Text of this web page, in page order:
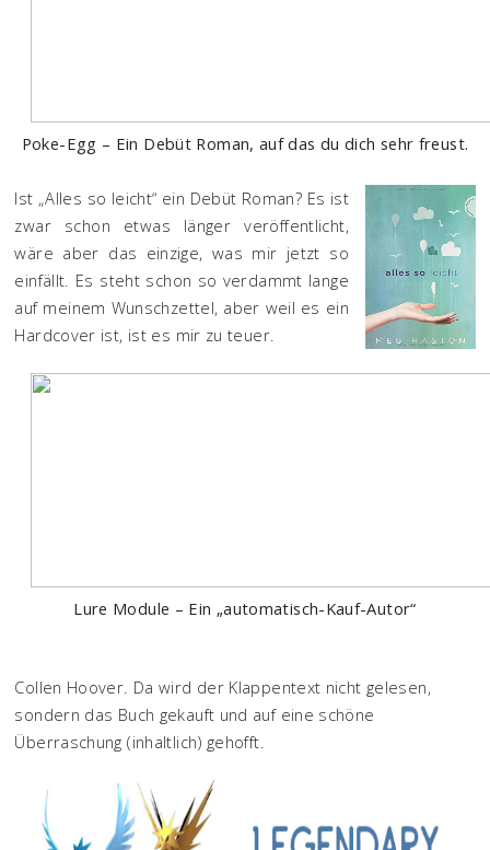
Poke-Egg – Ein Debüt Roman, auf das du dich sehr freust.
Ist „Alles so leicht“ ein Debüt Roman? Es ist
zwar schon etwas länger veröffentlicht,
wäre aber das einzige, was mir jetzt so
einfällt. Es steht schon so verdammt lange
auf meinem Wunschzettel, aber weil es ein
Hardcover ist, ist es mir zu teuer.
Lure Module – Ein „automatisch-Kauf-Autor“
Collen Hoover. Da wird der Klappentext nicht gelesen,
sondern das Buch gekauft und auf eine schöne
Überraschung (inhaltlich) gehofft.